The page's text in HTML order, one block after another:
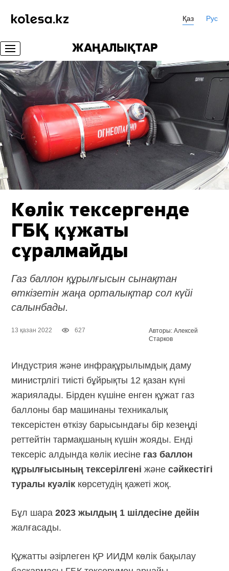
Қаз Рус
ЖАҢАЛЫҚТАР
Көлік тексергенде
ГБҚ құжаты
сұралмайды
Газ баллон құрылғысын сынақтан
өткізетін жаңа орталықтар сол күйі
салынбады.
13 қазан 2022 627
Авторы: Алексей
Старков
Индустрия және инфрақұрылымдық даму
министрлігі тиісті бұйрықты 12 қазан күні
жариялады. Бірден күшіне енген құжат газ
баллоны бар машинаны техникалық
тексерістен өткізу барысындағы бір кезеңді
реттейтін тармақшаның күшін жояды. Енді
тексеріс алдында көлік иесіне газ баллон
құрылғысының тексерілгені жәнесәйкестігі
туралы куәлік көрсетудің қажеті жоқ.
Бұл шара2023 жылдың 1 шілдесіне дейін
жалғасады.
Құжатты әзірлеген ҚР ИИДМ көлік бақылау